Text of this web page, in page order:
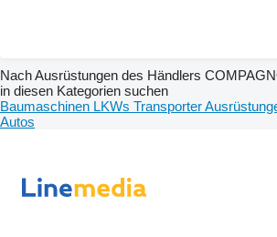
Nach Ausrüstungen des Händlers
in diesen Kategorien suchen
Baumaschinen LKWs Transporter
Autos